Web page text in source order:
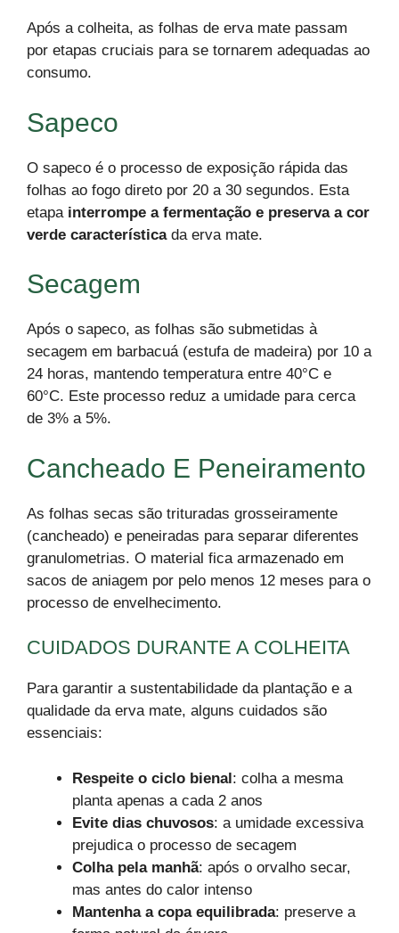
Após a colheita, as folhas de erva mate passam
por etapas cruciais para se tornarem adequadas ao
consumo.
Sapeco
O sapeco é o processo de exposição rápida das
folhas ao fogo direto por 20 a 30 segundos. Esta
etapa interrompe a fermentação e preserva a cor
verde característicada erva mate.
Secagem
Após o sapeco, as folhas são submetidas à
secagem em barbacuá (estufa de madeira) por 10 a
24 horas, mantendo temperatura entre 40°C e
60°C. Este processo reduz a umidade para cerca
de 3% a 5%.
Cancheado E Peneiramento
As folhas secas são trituradas grosseiramente
(cancheado) e peneiradas para separar diferentes
granulometrias. O material fica armazenado em
sacos de aniagem por pelo menos 12 meses para o
processo de envelhecimento.
CUIDADOS DURANTE A COLHEITA
Para garantir a sustentabilidade da plantação e a
qualidade da erva mate, alguns cuidados são
essenciais:
Respeite o ciclo bienal: colha a mesma
planta apenas a cada 2 anos
Evite dias chuvosos: a umidade excessiva
prejudica o processo de secagem
Colha pela manhã: após o orvalho secar,
mas antes do calor intenso
Mantenha a copa equilibrada: preserve a